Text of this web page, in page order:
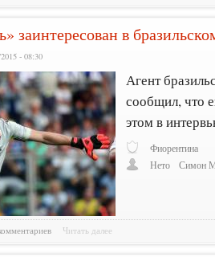
заинтересован в
- 08:30
Агент
сообщил, что
этом в
Фиорентина
Нето
Симон
Читать далее